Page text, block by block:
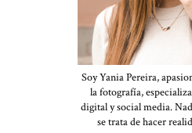
Soy Yania Pereira,
la fotografía,
digital y social media.
se trata de hacer